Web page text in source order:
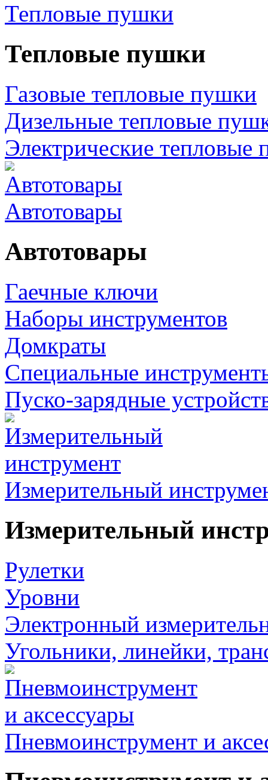
Тепловые пушки
Тепловые пушки
Газовые тепловые пушки
Дизельные тепловые
Электрические тепловые
Автотовары
Автотовары
Гаечные ключи
Наборы инструментов
Домкраты
Специальные
Пуско-зарядные
Измерительный
Измерительный
Рулетки
Уровни
Электронный
Угольники, линейки,
Пневмоинструмент и